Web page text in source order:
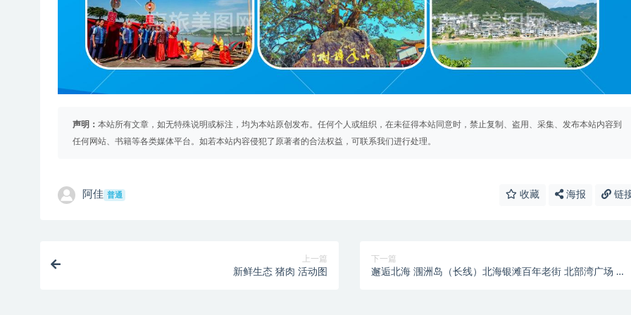
声明： 本站所有文章，如无特殊说明或标注，均为本站原创发布。任何个人或组织，在未征得本站同意时，禁止复制、盗用、采集、发布本站内容到
任何网站、书籍等各类媒体平台。如若本站内容侵犯了原著者的合法权益，可联系我们进行处理。
阿佳 普通 收藏 海报 链
上一篇
新鲜生态 猪肉 活动图
下一篇
邂逅北海 涠洲岛（长线）北海银滩百年老街 北部湾广场 冠